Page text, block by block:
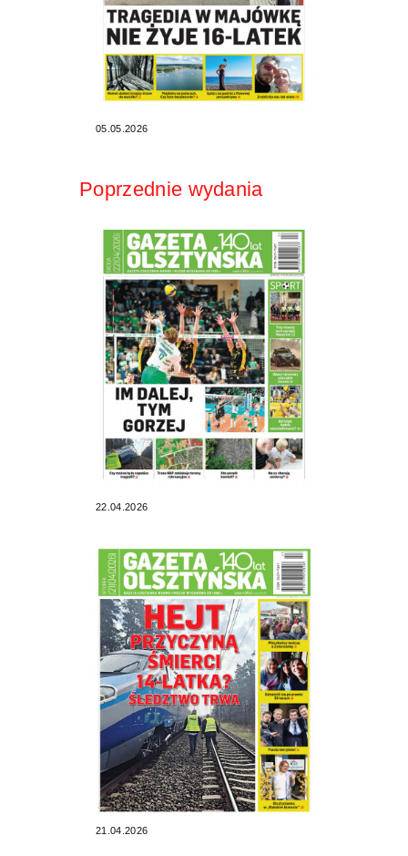
05.05.2026
Poprzednie wydania
22.04.2026
21.04.2026